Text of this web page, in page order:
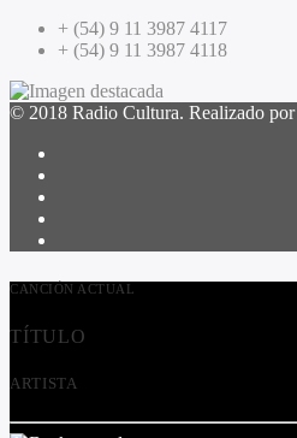
+ (54) 9 11 3987 4117
+ (54) 9 11 3987 4118
© 2018 Radio Cultura. Realizado por
CANCIÓN ACTUAL
TÍTULO
ARTISTA